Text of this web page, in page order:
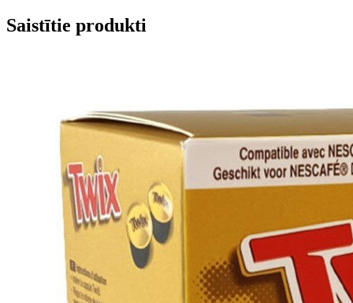
Saistītie produkti